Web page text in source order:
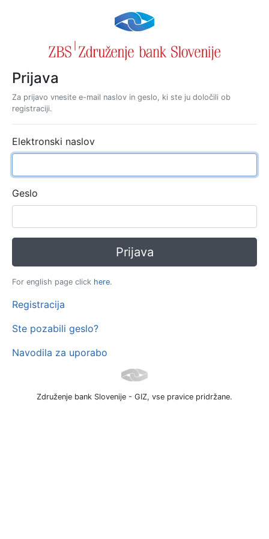
Prijava
Za prijavo vnesite e-mail naslov in geslo, ki ste ju določili ob
registraciji.
Elektronski naslov
Geslo
For english page click here.
Registracija
Ste pozabili geslo?
Navodila za uporabo
Združenje bank Slovenije - GIZ, vse pravice pridržane.